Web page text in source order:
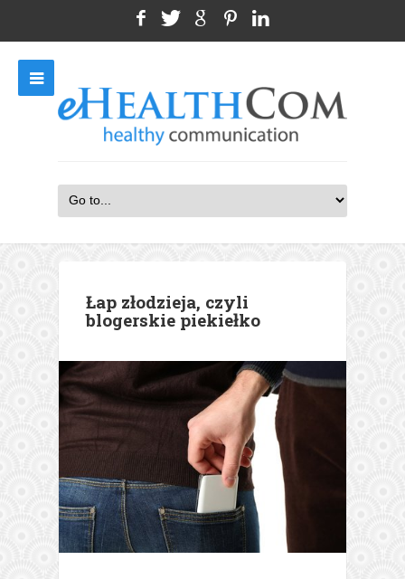
Łap złodzieja, czyli
blogerskie piekiełko